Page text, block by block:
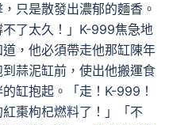
只是散發出濃郁的麵香。
不了太久！」K-999焦急地
，他必須帶走他那缸陳年
蒜泥缸前，使出他搬運食
缸抱起。「走！K-999！
棗枸杞燃料了！」「不